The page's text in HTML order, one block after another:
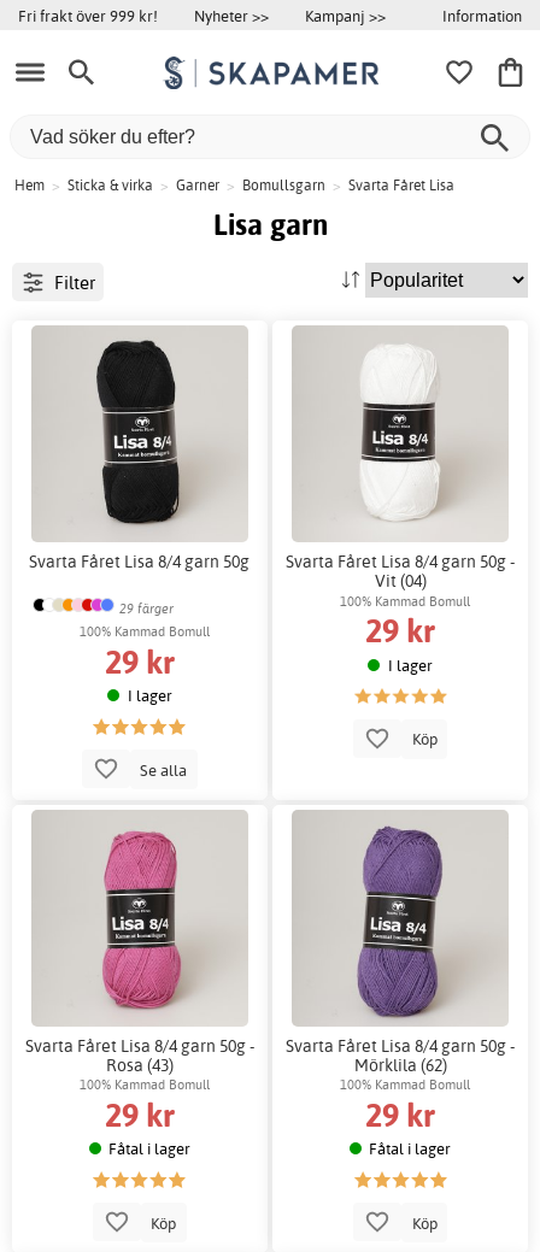
Fri frakt över 999 kr! Nyheter >> Kampanj >> Information
Hem > Sticka & virka > Garner > Bomullsgarn > Svarta Fåret Lisa
Lisa garn
Filter
Svarta Fåret Lisa 8/4 garn 50g
29 färger
100% Kammad Bomull
29 kr
I lager
Se alla
Svarta Fåret Lisa 8/4 garn 50g -
Vit (04)
100% Kammad Bomull
29 kr
I lager
Köp
Svarta Fåret Lisa 8/4 garn 50g -
Rosa (43)
100% Kammad Bomull
29 kr
Fåtal i lager
Köp
Svarta Fåret Lisa 8/4 garn 50g -
Mörklila (62)
100% Kammad Bomull
29 kr
Fåtal i lager
Köp